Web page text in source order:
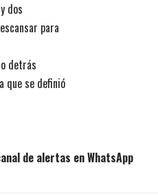
dos
para
detrás
que se definió
de alertas en WhatsApp